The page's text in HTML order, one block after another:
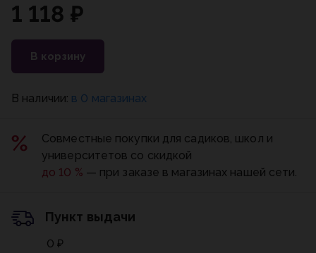
1 118 ₽
В корзину
В наличии: в 0 магазинах
Совместные покупки для садиков, школ и
университетов со скидкой
до 10 % — при заказе в магазинах нашей сети.
Пункт выдачи
0 ₽